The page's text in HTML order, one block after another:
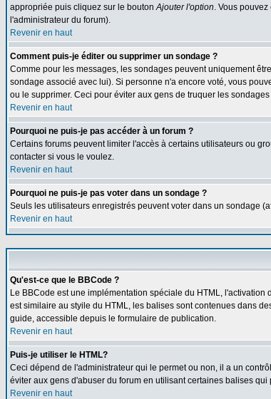
appropriée puis cliquez sur le boutonAjouter l'option. Vous
l'administrateur du forum).
Revenir en haut
Comment puis-je éditer ou supprimer un sondage ?
Comme pour les messages, les sondages peuvent uniquement
sondage associé avec lui). Si personne n'a encore voté, vous
ou le supprimer. Ceci pour éviter aux gens de truquer les
Revenir en haut
Pourquoi ne puis-je pas accéder à un forum ?
Certains forums peuvent limiter l'accès à certains utilisateurs ou
contacter si vous le voulez.
Revenir en haut
Pourquoi ne puis-je pas voter dans un sondage ?
Seuls les utilisateurs enregistrés peuvent voter dans un sondage
Revenir en haut
Qu'est-ce que le BBCode ?
Le BBCode est une implémentation spéciale du HTML,
est similaire au styile du HTML, les balises sont contenues dans
guide, accessible depuis le formulaire de publication.
Revenir en haut
Puis-je utiliser le HTML?
Ceci dépend de l'administrateur qui le permet ou non, il a un
éviter aux gens d'abuser du forum en utilisant certaines balises
Revenir en haut